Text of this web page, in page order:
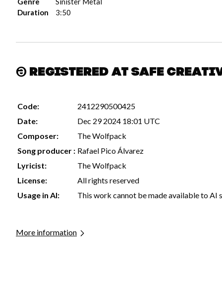
Duration
3:50
Registered at Safe
Code:
2412290500425
Date:
Dec 29 2024 18:01 UTC
Composer:
The Wolfpack
Song producer : Rafael Pico Álvarez
Lyricist:
The Wolfpack
License:
All rights reserved
Usage in AI:
This work cannot be made available to AI
More information